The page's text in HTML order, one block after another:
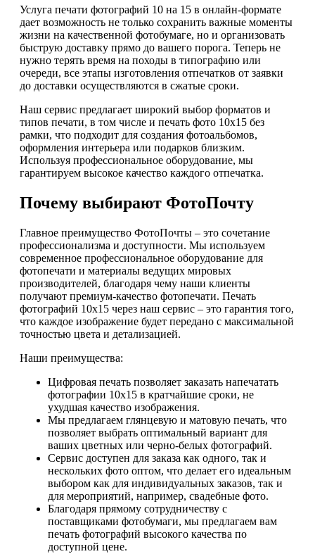
Услуга печати фотографий 10 на 15 в онлайн-формате
дает возможность не только сохранить важные моменты
жизни на качественной фотобумаге, но и организовать
быструю доставку прямо до вашего порога. Теперь не
нужно терять время на походы в типографию или
очереди, все этапы изготовления отпечатков от заявки
до доставки осуществляются в сжатые сроки.
Наш сервис предлагает широкий выбор форматов и
типов печати, в том числе и печать фото 10х15 без
рамки, что подходит для создания фотоальбомов,
оформления интерьера или подарков близким.
Используя профессиональное оборудование, мы
гарантируем высокое качество каждого отпечатка.
Почему выбирают ФотоПочту
Главное преимущество ФотоПочты – это сочетание
профессионализма и доступности. Мы используем
современное профессиональное оборудование для
фотопечати и материалы ведущих мировых
производителей, благодаря чему наши клиенты
получают премиум-качество фотопечати. Печать
фотографий 10х15 через наш сервис – это гарантия того,
что каждое изображение будет передано с максимальной
точностью цвета и детализацией.
Наши преимущества:
Цифровая печать позволяет заказать напечатать
фотографии 10х15 в кратчайшие сроки, не
ухудшая качество изображения.
Мы предлагаем глянцевую и матовую печать, что
позволяет выбрать оптимальный вариант для
ваших цветных или черно-белых фотографий.
Сервис доступен для заказа как одного, так и
нескольких фото оптом, что делает его идеальным
выбором как для индивидуальных заказов, так и
для мероприятий, например, свадебные фото.
Благодаря прямому сотрудничеству с
поставщиками фотобумаги, мы предлагаем вам
печать фотографий высокого качества по
доступной цене.